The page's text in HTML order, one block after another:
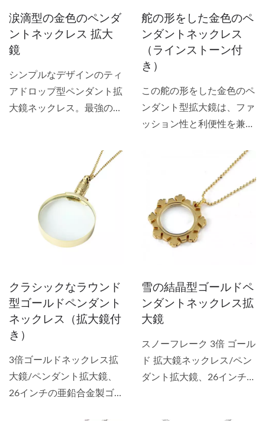
家族、友人、同僚、または
かさばる老眼鏡を持ち歩き
たくない人への素晴らしい
贈り物になります。
ダイヤモンドが埋め込まれ
た円形で、さまざまな色の
ラッカー仕上げの2-in-1機
能ペンダント拡大ネックレ
スで、値札を読むのに最適
です。
涙滴型の金色のペンダ
ントネックレス 拡大
鏡
シンプルなデザインのティ
アドロップ型ペンダント拡
大鏡ネックレス。最強のレ
拡大鏡が完成しました。仕
事、買い物、カジュアルな
集まり、外出時、フォーマ
ルなイベントなど、あらゆ
るシーンで着用できます。
美しい編み込みデザインの
型のゴールドペンダント拡
大鏡は、ファッション性と
利便性を兼ね備えた完璧な
アイテムです。
舵の形をした金色のペ
ンダントネックレス
（ラインストーン付
き）
この舵の形をした金色のペ
ンダント型拡大鏡は、ファ
ッション性と利便性を兼ね
す。メニュー、値札、クレ
ジットカードのレシートな
どの小さな文字も読みやす
く、目立たない装飾的なネ
ックレス型拡大鏡は、一日
を通してちょっとした助け
クラシックなラウンド
型ゴールドペンダント
ネックレス（拡大鏡付
き）
3倍ゴールドネックレス拡
大鏡/ペンダント拡大鏡、
26インチの亜鉛合金製ゴー
雪の結晶型ゴールドペ
ンダントネックレス拡
大鏡
スノーフレーク 3倍 ゴール
ド 拡大鏡ネックレス/ペン
ダント拡大鏡、26インチの